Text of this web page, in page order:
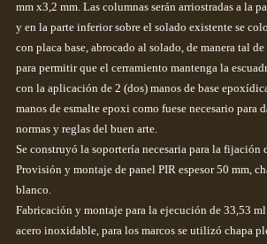
mm x3,2 mm. Las columnas serán arriostradas a la
y en la parte inferior sobre el solado existente se
con placa base, abrocado al solado, de manera tal
para permitir que el cerramiento mantenga la
con la aplicación de 2 (dos) manos de base
manos de esmalte epoxi como fuese necesario para
normas y reglas del buen arte.
Se construyó la soportería necesaria para la fijación
Provisión y montaje de panel PIR espesor 50 mm,
blanco.
Fabricación y montaje para la ejecución de 33,53
acero inoxidable, para los marcos se utilizó chapa